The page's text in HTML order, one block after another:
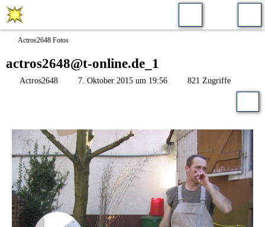
Actros2648 Fotos
actros2648@t-online.de_1
Actros2648 7. Oktober 2015 um 19:56 821 Zugriffe